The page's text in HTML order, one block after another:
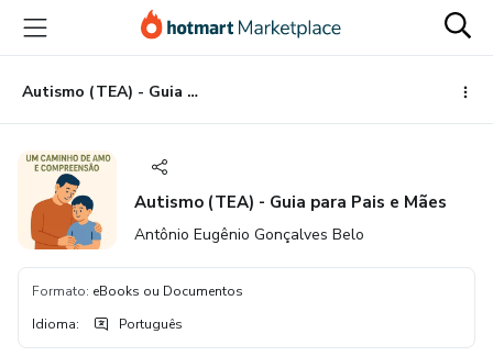
para
conteúdo
principal
para
pagamento
para
rodapé
Autismo (TEA) - Guia para Pais e Mães
Autismo (TEA) - Guia para Pais e Mães
Antônio Eugênio Gonçalves Belo
Formato: eBooks ou Documentos
Idioma: Português